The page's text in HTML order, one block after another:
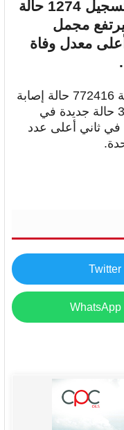
أعلنت البرازيل اليوم الأربعاء تسجيل 1274 حالة
مجمل
في ثالث أعلى معدل وفاة
ورصدت السلطات الصحية البرازيلية 772416 حالة إصابة
مؤكدة بالفيروس بعد تسجيل 32913 حالة جديدة في
في ثاني أعلى عدد
Twitter
WhatsApp